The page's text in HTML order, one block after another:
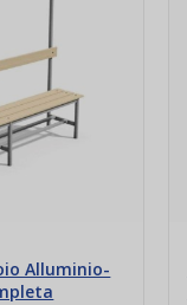
Alluminio-